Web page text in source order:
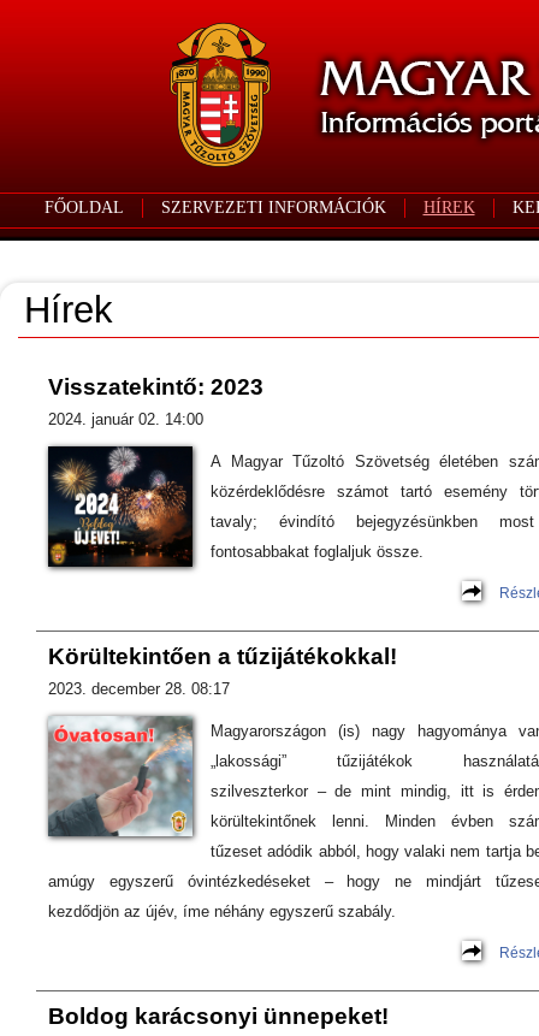
FŐOLDAL SZERVEZETI INFORMÁCIÓK HÍREK
Hírek
Visszatekintő: 2023
2024. január 02. 14:00
A Magyar Tűzoltó Szövetség életében
közérdeklődésre számot tartó esemény
tavaly; évindító bejegyzésünkben
fontosabbakat foglaljuk össze.
Körültekintően a tűzijátékokkal!
2023. december 28. 08:17
Magyarországon (is) nagy hagyománya
„lakossági” tűzijátékok
szilveszterkor – de mint mindig, itt is
körültekintőnek lenni. Minden évben
tűzeset adódik abból, hogy valaki nem tartja
amúgy egyszerű óvintézkedéseket – hogy ne mindjárt
kezdődjön az újév, íme néhány egyszerű szabály.
Boldog karácsonyi ünnepeket!